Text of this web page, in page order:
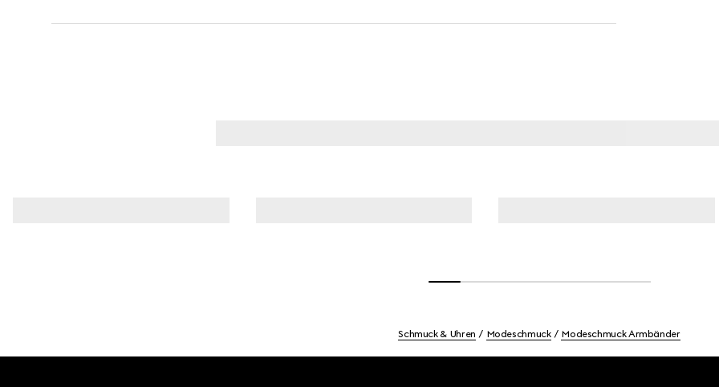
Schmuck & Uhren Modeschmuck Modeschmuck Armbänder